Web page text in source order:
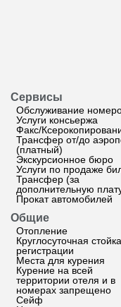
Сервисы
Обслуживание
Услуги консьержа
Факс/
Трансфер от/до
(платный)
Экскурсионное бюро
Услуги по продаже
Трансфер (за
дополнительную
Прокат автомобилей
Общие
Отопление
Круглосуточная стойка
регистрации
Места для курения
Курение на всей
территории отеля и в
номерах запрещено
Сейф